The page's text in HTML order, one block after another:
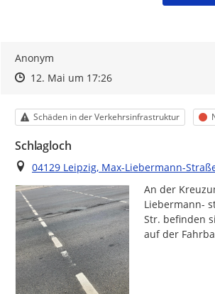
Anonym
Zeitpunkt des Erstellens
Zeitpunkt des Erstellens
12. Mai um 17:26Zur Äußerung
Kategorie
Schäden in der Verkehrsinfrastruktur
Schlagloch
Ort
04129 Leipzig, Max-Liebermann-
An der
Liebermann-
Str. befinden
auf der